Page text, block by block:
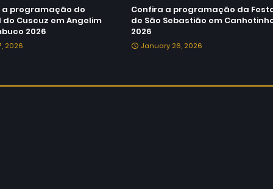
a programação do
do Cuscuz em Angelim
2026
2026
Confira a programação da
de São Sebastião em
2026
January 26, 2026